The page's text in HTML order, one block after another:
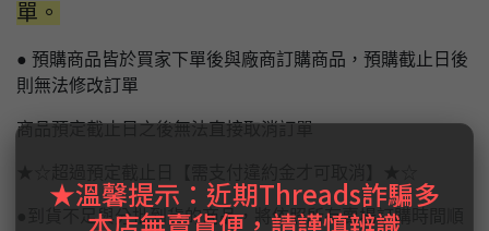
單。
● 預購商品皆於買家下單後與廠商訂購商品，預購截止日後
則無法修改訂單
商品預定截止日之後無法直接取消訂單
●到貨不足與分批到貨的商品，將依照所有賣場訂購時間順
★溫馨提示：近期Threads詐騙多
本店無賣貨便，請謹慎辨識